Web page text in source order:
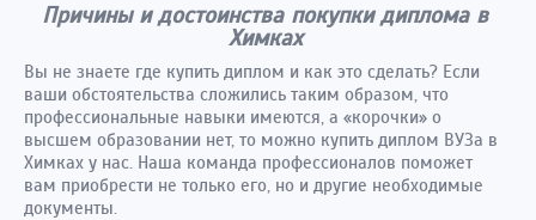
Причины и достоинства покупки диплома в
Химках
Вы не знаете где купить диплом и как это сделать? Если
ваши обстоятельства сложились таким образом, что
профессиональные навыки имеются, а «корочки» о
высшем образовании нет, то можно купить диплом ВУЗа в
Химках у нас. Наша команда профессионалов поможет
вам приобрести не только его, но и другие необходимые
документы.